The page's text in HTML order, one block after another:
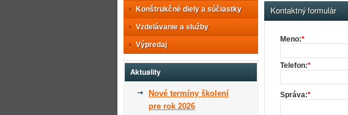
Kontaktný formulár
Meno:*
Telefon:*
Správa:*
Konštrukčné diely a súčiastky
Vzdelávanie a služby
Výpredaj
Aktuality
Nové termíny školení
pre rok 2026